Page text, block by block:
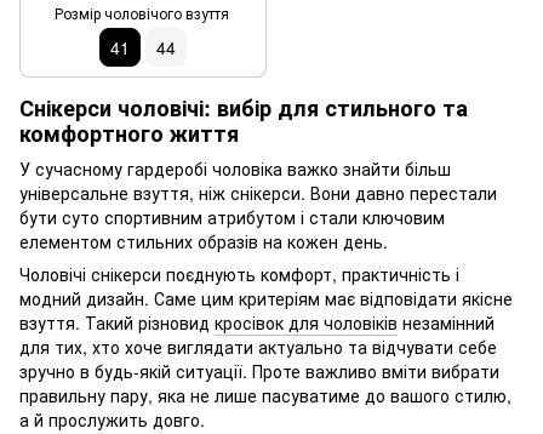
Розмір чоловічого взуття
41 44
Снікерси чоловічі: вибір для стильного та
комфортного життя
У сучасному гардеробі чоловіка важко знайти більш
універсальне взуття, ніж снікерси. Вони давно перестали
бути суто спортивним атрибутом і стали ключовим
елементом стильних образів на кожен день.
Чоловічі снікерси поєднують комфорт, практичність і
модний дизайн. Саме цим критеріям має відповідати якісне
взуття. Такий різновид кросівок для чоловіків незамінний
для тих, хто хоче виглядати актуально та відчувати себе
зручно в будь-якій ситуації. Проте важливо вміти вибрати
правильну пару, яка не лише пасуватиме до вашого стилю,
а й прослужить довго.